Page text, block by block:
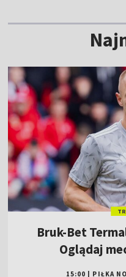
Bruk-Bet
Oglądaj
15:00 PIŁKA